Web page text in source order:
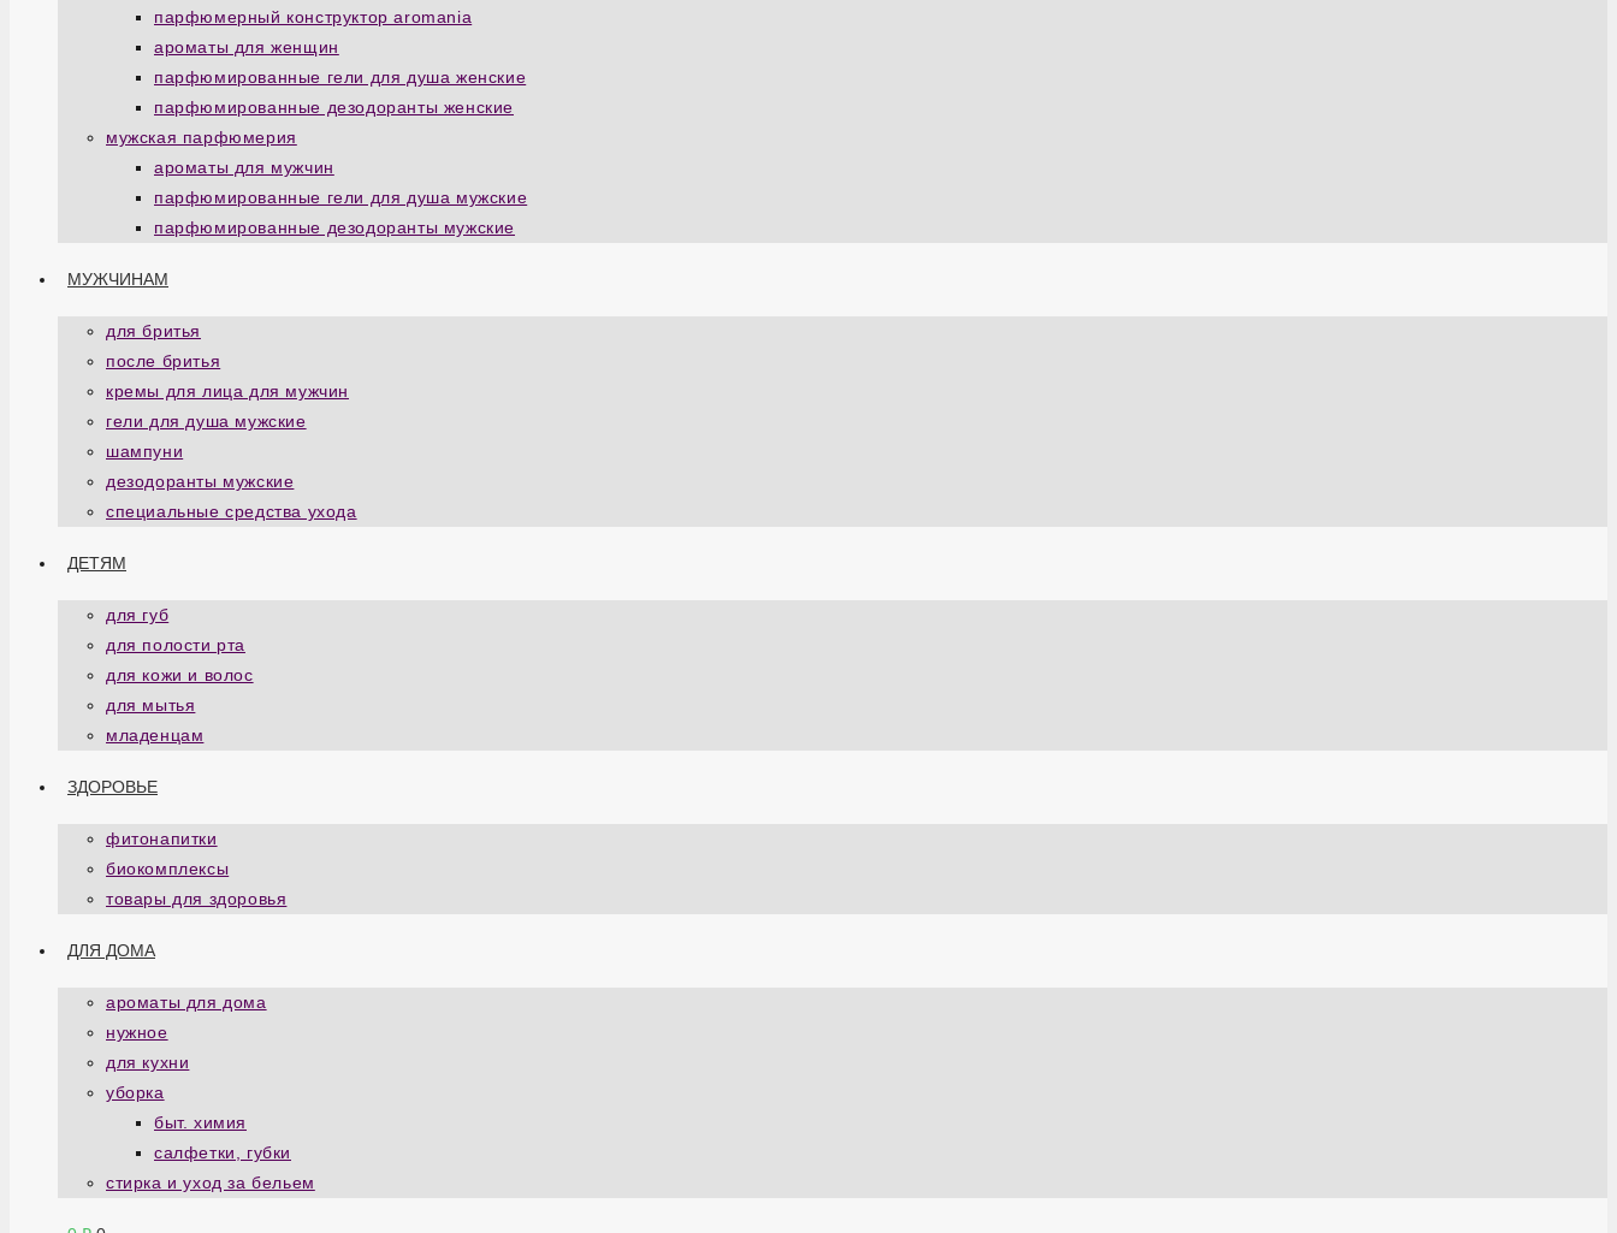
парфюмерный конструктор aromania
ароматы для женщин
парфюмированные гели для душа женские
парфюмированные дезодоранты женские
мужская парфюмерия
ароматы для мужчин
парфюмированные гели для душа мужские
парфюмированные дезодоранты мужские
МУЖЧИНАМ
для бритья
после бритья
кремы для лица для мужчин
гели для душа мужские
шампуни
дезодоранты мужские
специальные средства ухода
ДЕТЯМ
для губ
для полости рта
для кожи и волос
для мытья
младенцам
ЗДОРОВЬЕ
фитонапитки
биокомплексы
товары для здоровья
ДЛЯ ДОМА
ароматы для дома
нужное
для кухни
уборка
быт. химия
салфетки, губки
стирка и уход за бельем